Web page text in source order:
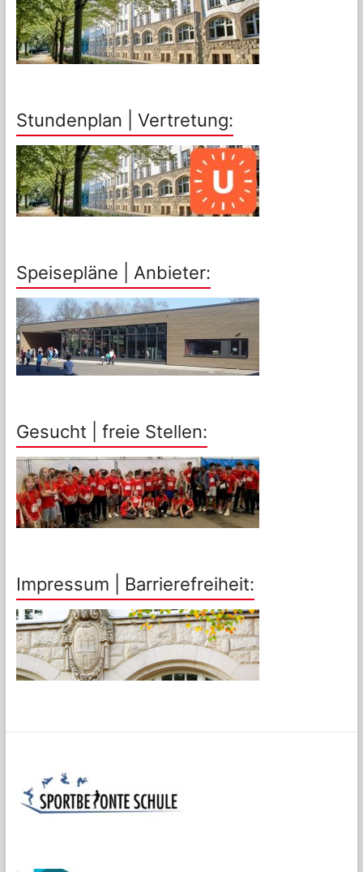
Stundenplan | Vertretung:
Speisepläne | Anbieter:
Gesucht | freie Stellen:
Impressum | Barrierefreiheit: